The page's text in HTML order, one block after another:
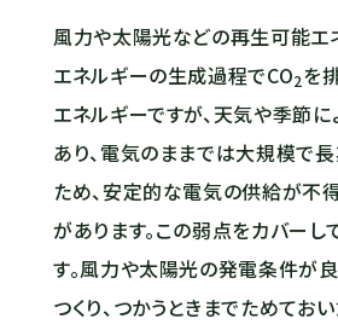
風力や太陽光などの再生可能エネ
エネルギーの生成過程でCO2を
エネルギーですが、天気や季節
あり、電気のままでは大規模で
ため、安定的な電気の供給が不
があります。この弱点をカバーし
す。風力や太陽光の発電条件が
つくり、つかうときまでためてお